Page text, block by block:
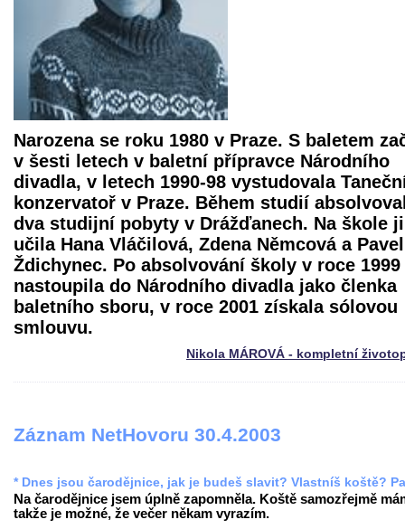
Narozena se roku 1980 v Praze. S baletem
v šesti letech v baletní přípravce Národního
divadla, v letech 1990-98 vystudovala
konzervatoř v Praze. Během studií
dva studijní pobyty v Drážďanech. Na škole ji
učila Hana Vláčilová, Zdena Němcová a Pavel
Ždichynec. Po absolvování školy v roce 1999
nastoupila do Národního divadla jako členka
baletního sboru, v roce 2001 získala sólovou
smlouvu.
Nikola MÁROVÁ - kompletní
Záznam NetHovoru 30.4.2003
* Dnes jsou čarodějnice, jak je budeš slavit? Vlastníš koště?
Na čarodějnice jsem úplně zapomněla. Koště samozřejmě
takže je možné, že večer někam vyrazím.